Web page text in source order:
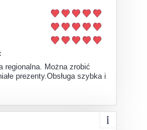
regionalna. Można zrobić
prezenty.Obsługa szybka i